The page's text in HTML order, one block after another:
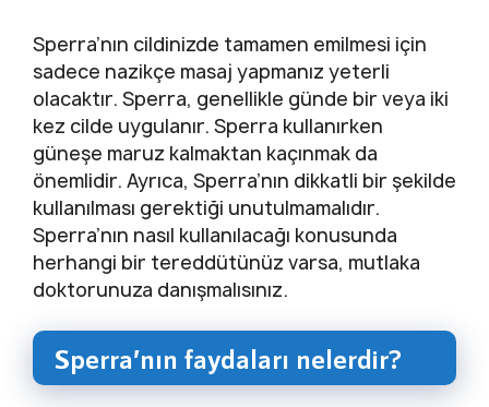
Sperra’nın cildinizde tamamen emilmesi için
sadece nazikçe masaj yapmanız yeterli
olacaktır. Sperra, genellikle günde bir veya iki
kez cilde uygulanır. Sperra kullanırken
güneşe maruz kalmaktan kaçınmak da
önemlidir. Ayrıca, Sperra’nın dikkatli bir şekilde
kullanılması gerektiği unutulmamalıdır.
Sperra’nın nasıl kullanılacağı konusunda
herhangi bir tereddütünüz varsa, mutlaka
doktorunuza danışmalısınız.
Sperra’nın faydaları nelerdir?